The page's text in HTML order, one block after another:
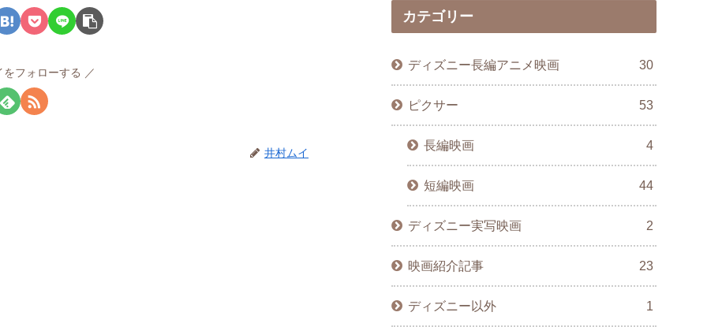
をフォローする
井村ムイ
カテゴリー
ディズニー長編アニメ映画 30
ピクサー 53
長編映画 4
短編映画 44
ディズニー実写映画 2
映画紹介記事 23
ディズニー以外 1